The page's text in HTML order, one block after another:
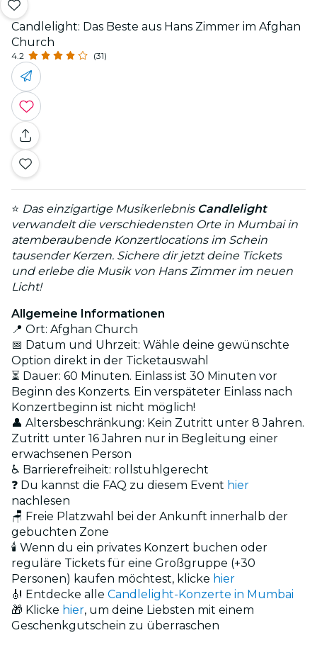
Candlelight: Das Beste aus Hans Zimmer im Afghan
Church
4.2 (31)
⭐ Das einzigartige Musikerlebnis Candlelight
verwandelt die verschiedensten Orte in Mumbai in
atemberaubende Konzertlocations im Schein
tausender Kerzen. Sichere dir jetzt deine Tickets
und erlebe die Musik von Hans Zimmer im neuen
Licht!
Allgemeine Informationen
📍 Ort: Afghan Church
📅 Datum und Uhrzeit: Wähle deine gewünschte
Option direkt in der Ticketauswahl
⏳ Dauer: 60 Minuten. Einlass ist 30 Minuten vor
Beginn des Konzerts. Ein verspäteter Einlass nach
Konzertbeginn ist nicht möglich!
👤 Altersbeschränkung: Kein Zutritt unter 8 Jahren.
Zutritt unter 16 Jahren nur in Begleitung einer
erwachsenen Person
♿ Barrierefreiheit: rollstuhlgerecht
❓ Du kannst die FAQ zu diesem Event hier
nachlesen
🪑 Freie Platzwahl bei der Ankunft innerhalb der
gebuchten Zone
🕯️ Wenn du ein privates Konzert buchen oder
reguläre Tickets für eine Großgruppe (+30
Personen) kaufen möchtest, klicke hier
🎻 Entdecke alle Candlelight-Konzerte in Mumbai
🎁 Klicke hier, um deine Liebsten mit einem
Geschenkgutschein zu überraschen